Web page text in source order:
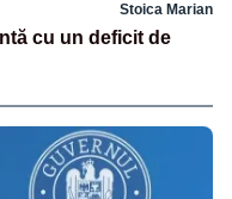
Stoica Marian
cu un deficit de